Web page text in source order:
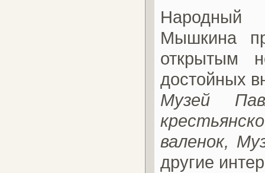
Народный
Мышкина
открытым
достойных
Музей
валенок,
другие